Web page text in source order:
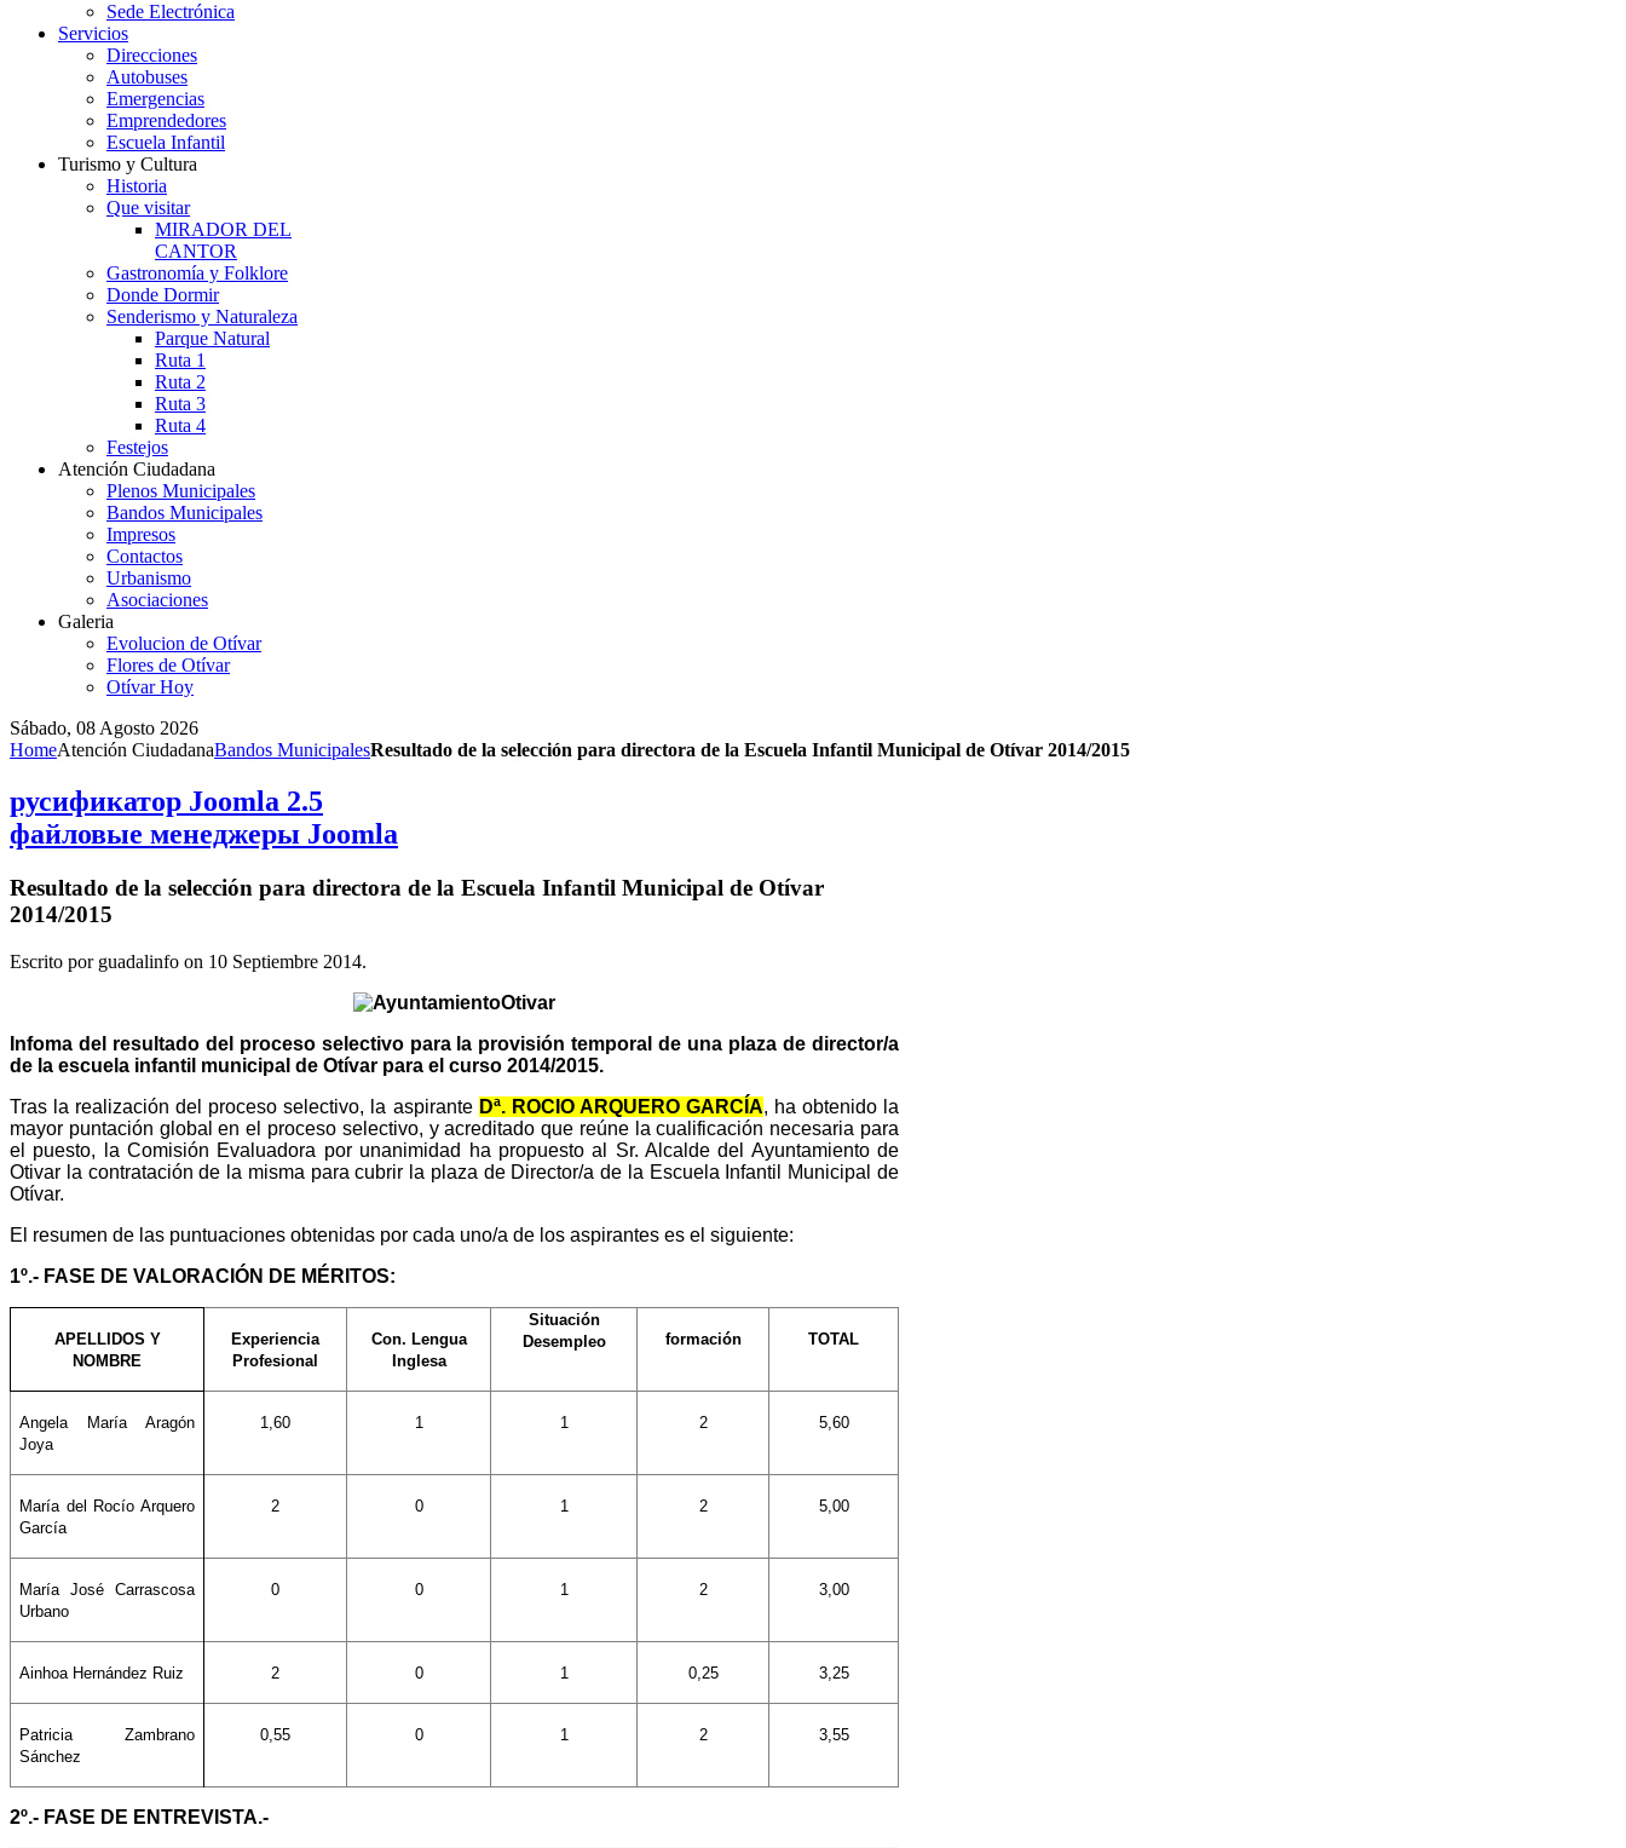
Sede Electrónica
Servicios
Direcciones
Autobuses
Emergencias
Emprendedores
Escuela Infantil
Turismo y Cultura
Historia
Que visitar
MIRADOR DEL
CANTOR
Gastronomía y Folklore
Donde Dormir
Senderismo y Naturaleza
Parque Natural
Ruta 1
Ruta 2
Ruta 3
Ruta 4
Festejos
Atención Ciudadana
Plenos Municipales
Bandos Municipales
Impresos
Contactos
Urbanismo
Asociaciones
Galeria
Evolucion de Otívar
Flores de Otívar
Otívar Hoy
Sábado, 08 Agosto 2026
HomeAtención CiudadanaBandos MunicipalesResultado de la selección para directora de la Escuela Infantil Municipal de Otívar 2014/2015
русификатор Joomla 2.5
файловые менеджеры Joomla
Resultado de la selección para directora de la Escuela Infantil Municipal de Otívar
2014/2015
Escrito por guadalinfo on 10 Septiembre 2014.
Infoma del resultado del proceso selectivo para la provisión temporal de una plaza de director/a
de la escuela infantil municipal de Otívar para el curso 2014/2015.
Tras la realización del proceso selectivo, la aspirante Dª. ROCIO ARQUERO GARCÍA, ha obtenido la
mayor puntación global en el proceso selectivo, y acreditado que reúne la cualificación necesaria para
el puesto, la Comisión Evaluadora por unanimidad ha propuesto al Sr. Alcalde del Ayuntamiento de
Otivar la contratación de la misma para cubrir la plaza de Director/a de la Escuela Infantil Municipal de
Otívar.
El resumen de las puntuaciones obtenidas por cada uno/a de los aspirantes es el siguiente:
1º.- FASE DE VALORACIÓN DE MÉRITOS:
APELLIDOS Y
NOMBRE
Experiencia
Profesional
Con. Lengua
Inglesa
Situación
Desempleo
formación TOTAL
Angela María Aragón
Joya
1,60 1 1 2 5,60
María del Rocío Arquero
García
2 0 1 2 5,00
María José Carrascosa
Urbano
0 0 1 2 3,00
Ainhoa Hernández Ruiz 2 0 1 0,25 3,25
Patricia Zambrano
Sánchez
0,55 0 1 2 3,55
2º.- FASE DE ENTREVISTA.-